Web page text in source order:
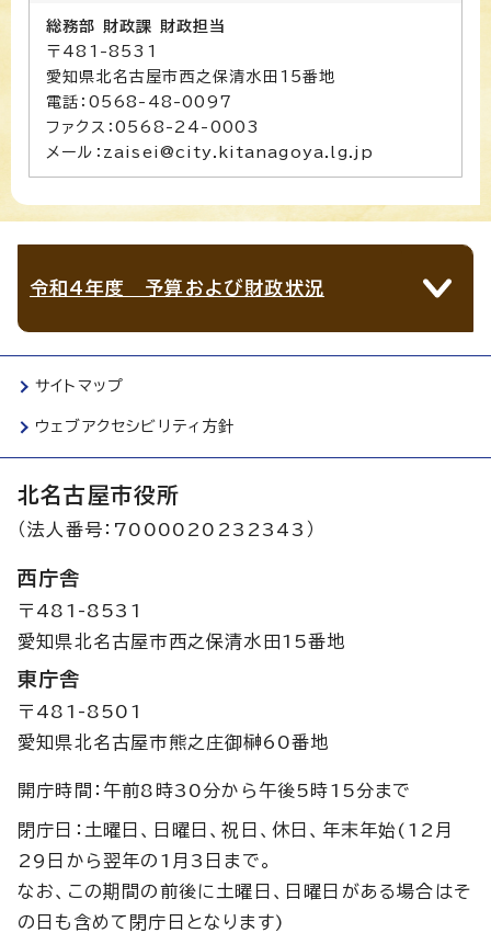
総務部 財政課 財政担当
〒481-8531
愛知県北名古屋市西之保清水田15番地
電話：0568-48-0097
ファクス：0568-24-0003
メール：zaisei@city.kitanagoya.lg.jp
令和4年度 予算および財政状況
サイトマップ
ウェブアクセシビリティ方針
北名古屋市役所
（法人番号：7000020232343）
西庁舎
〒481-8531
愛知県北名古屋市西之保清水田15番地
東庁舎
〒481-8501
愛知県北名古屋市熊之庄御榊60番地
開庁時間：午前8時30分から午後5時15分まで
閉庁日：土曜日、日曜日、祝日、休日、年末年始(12月
29日から翌年の1月3日まで。
なお、この期間の前後に土曜日、日曜日がある場合はそ
の日も含めて閉庁日となります)